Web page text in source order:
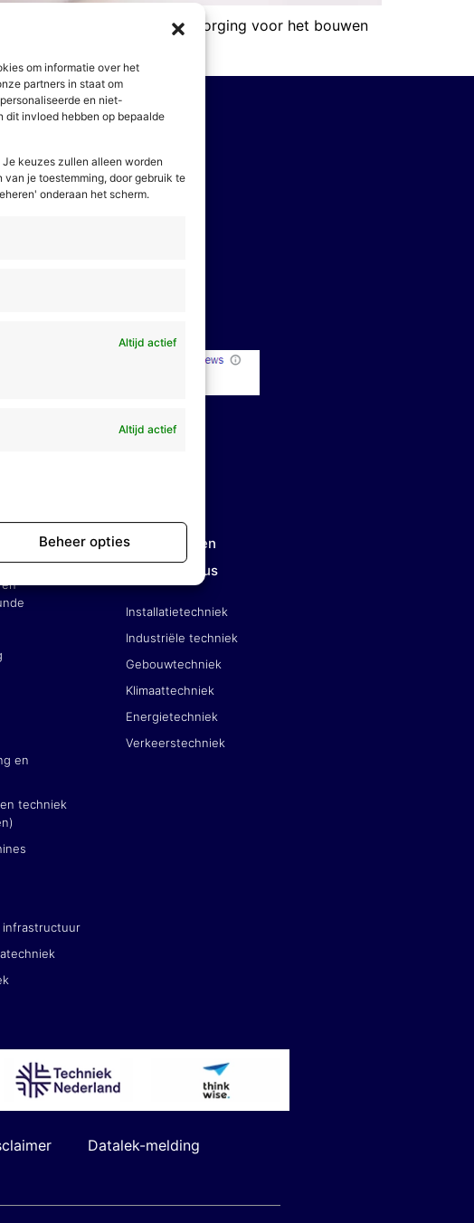
om informatie over het
partners in staat om
en niet-
dit invloed hebben op bepaalde
keuzes zullen alleen worden
je toestemming, door gebruik te
onderaan het scherm.
Altijd actief
Altijd actief
Beheer opties
treedt de Wet kwaliteitsborging voor het bouwen
werk?
Volgons
en
techniek
infrastructuur
Ingenieurs- en
adviesbureaus
Installatietechniek
Industriële techniek
Gebouwtechniek
Klimaattechniek
Energietechniek
Verkeerstechniek
Datalek-melding